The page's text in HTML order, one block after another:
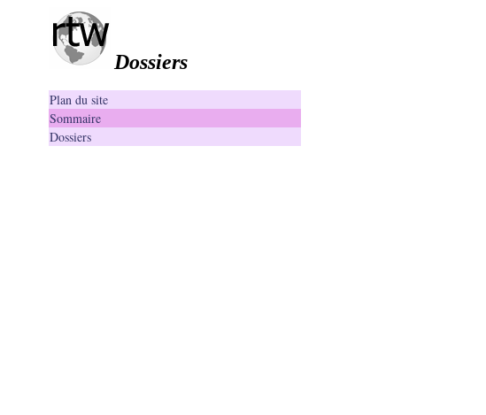
Dossiers
Plan du site
Sommaire
Dossiers